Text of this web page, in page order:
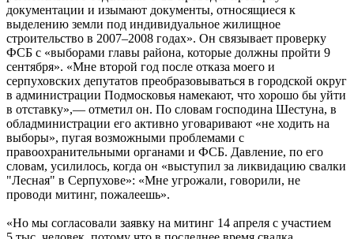
документации и изымают документы, относящиеся к
выделению земли под индивидуальное жилищное
строительство в 2007–2008 годах». Он связывает проверку
ФСБ с «выборами главы района, которые должны пройти 9
сентября». «Мне второй год после отказа моего и
серпуховских депутатов преобразовываться в городской округ
в администрации Подмосковья намекают, что хорошо бы уйти
в отставку»,— отметил он. По словам господина Шестуна, в
обладминистрации его активно уговаривают «не ходить на
выборы», пугая возможными проблемами с
правоохранительными органами и ФСБ. Давление, по его
словам, усилилось, когда он «выступил за ликвидацию свалки
"Лесная" в Серпухове»: «Мне угрожали, говорили, не
проводи митинг, пожалеешь».
«Но мы согласовали заявку на митинг 14 апреля с участием